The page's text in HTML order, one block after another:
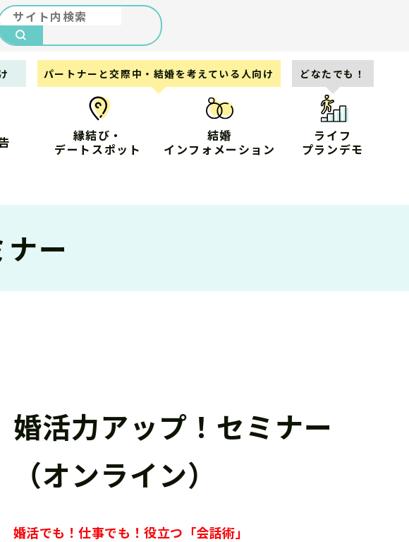
パートナーと交際中・結婚を考えている人向け
縁結び・
デートスポット
結婚
インフォメーション
どなたでも！
ライフ
プランデモ
ー
婚活力アップ！セミナー
（オンライン）
婚活でも！仕事でも！役立つ「会話術」